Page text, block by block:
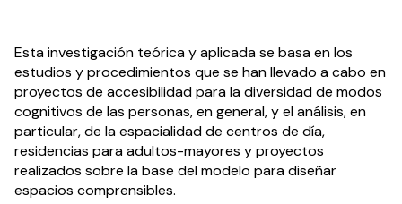
Esta investigación teórica y aplicada se basa en los
estudios y procedimientos que se han llevado a cabo en
proyectos de accesibilidad para la diversidad de modos
cognitivos de las personas, en general, y el análisis, en
particular, de la espacialidad de centros de día,
residencias para adultos-mayores y proyectos
realizados sobre la base del modelo para diseñar
espacios comprensibles.